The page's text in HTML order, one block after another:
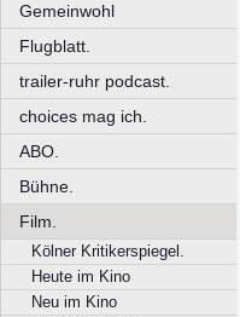
Gemeinwohl
Flugblatt.
trailer-ruhr podcast.
choices mag ich.
ABO.
Bühne.
Film.
Kölner Kritikerspiegel.
Heute im Kino
Neu im Kino